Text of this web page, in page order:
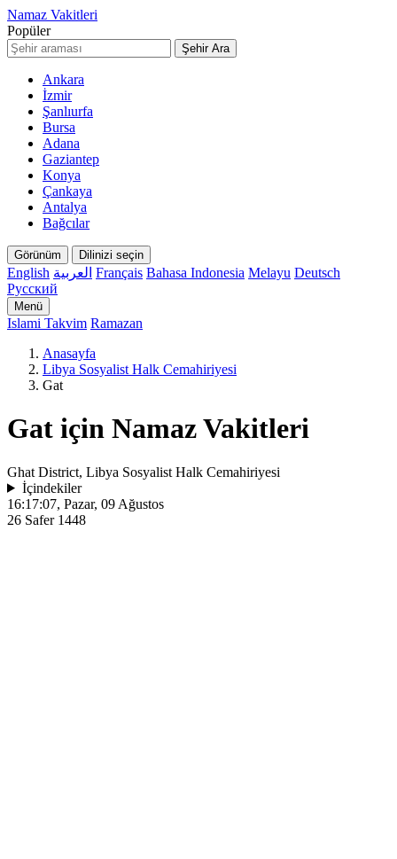
Namaz Vakitleri
Popüler
Şehir Ara
Ankara
İzmir
Şanlıurfa
Bursa
Adana
Gaziantep
Konya
Çankaya
Antalya
Bağcılar
Görünüm Dilinizi seçin
English العربية Français Bahasa Indonesia Melayu Deutsch
Русский
Menü
Islami Takvim Ramazan
Anasayfa
Libya Sosyalist Halk Cemahiriyesi
Gat
Gat için Namaz Vakitleri
Ghat District, Libya Sosyalist Halk Cemahiriyesi
İçindekiler
16:17:07, Pazar, 09 Ağustos
26 Safer 1448